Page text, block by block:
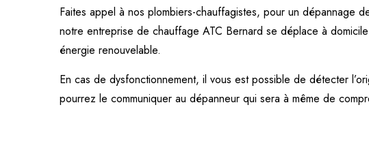
Faites appel à nos plombiers-chauffagistes, pour un dépannage
notre entreprise de chauffage ATC Bernard se déplace à
énergie renouvelable.
En cas de dysfonctionnement, il vous est possible de détecter
pourrez le communiquer au dépanneur qui sera à même de